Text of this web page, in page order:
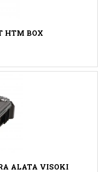
HTM BOX
ALATA VISOKI